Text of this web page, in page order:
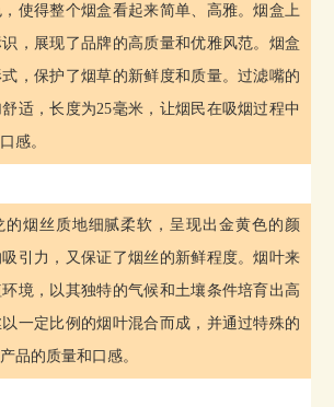
使得整个烟盒看起来简单、高雅。烟盒上
，展现了品牌的高质量和优雅风范。烟盒
，保护了烟草的新鲜度和质量。过滤嘴的
适，长度为25毫米，让烟民在吸烟过程中
感。
的烟丝质地细腻柔软，呈现出金黄色的颜
引力，又保证了烟丝的新鲜程度。烟叶来
境，以其独特的气候和土壤条件培育出高
一定比例的烟叶混合而成，并通过特殊的
品的质量和口感。